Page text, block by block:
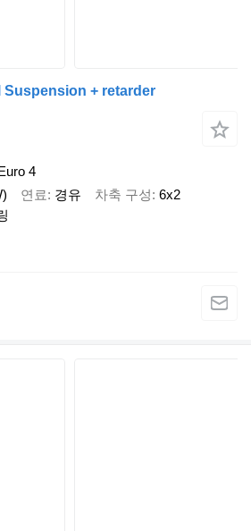
Suspension + retarder
4
연료 경유 차축 구성 6x2